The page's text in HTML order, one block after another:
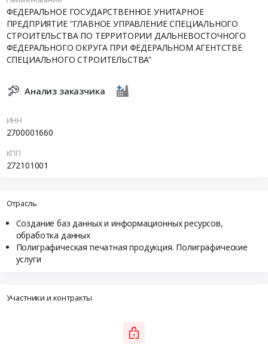
ФЕДЕРАЛЬНОЕ ГОСУДАРСТВЕННОЕ УНИТАРНОЕ
ПРЕДПРИЯТИЕ "ГЛАВНОЕ УПРАВЛЕНИЕ СПЕЦИАЛЬНОГО
СТРОИТЕЛЬСТВА ПО ТЕРРИТОРИИ ДАЛЬНЕВОСТОЧНОГО
ФЕДЕРАЛЬНОГО ОКРУГА ПРИ ФЕДЕРАЛЬНОМ АГЕНТСТВЕ
СПЕЦИАЛЬНОГО СТРОИТЕЛЬСТВА"
Анализ заказчика
ИНН
2700001660
КПП
272101001
Отрасль
Создание баз данных и информационных ресурсов,
обработка данных
Полиграфическая печатная продукция. Полиграфические
услуги
Участники и контракты